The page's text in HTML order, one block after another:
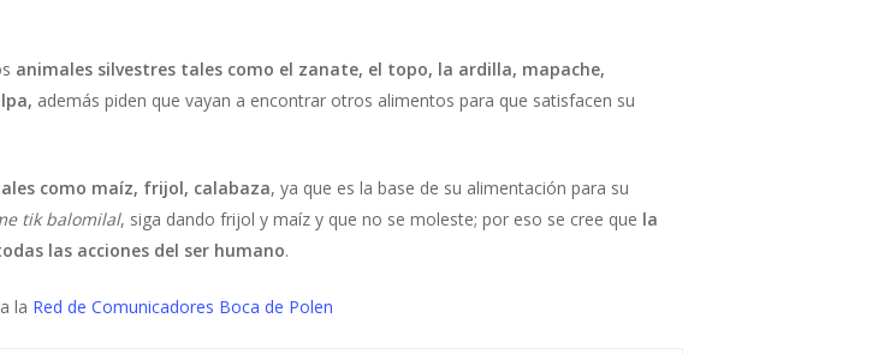
animales silvestres tales como el zanate, el topo, la ardilla, mapache,
además piden que vayan a encontrar otros alimentos para que satisfacen su
como maíz, frijol, calabaza, ya que es la base de su alimentación para su
tik balomilal, siga dando frijol y maíz y que no se moleste; por eso se cree que la
las acciones del ser humano.
la Red de Comunicadores Boca de Polen